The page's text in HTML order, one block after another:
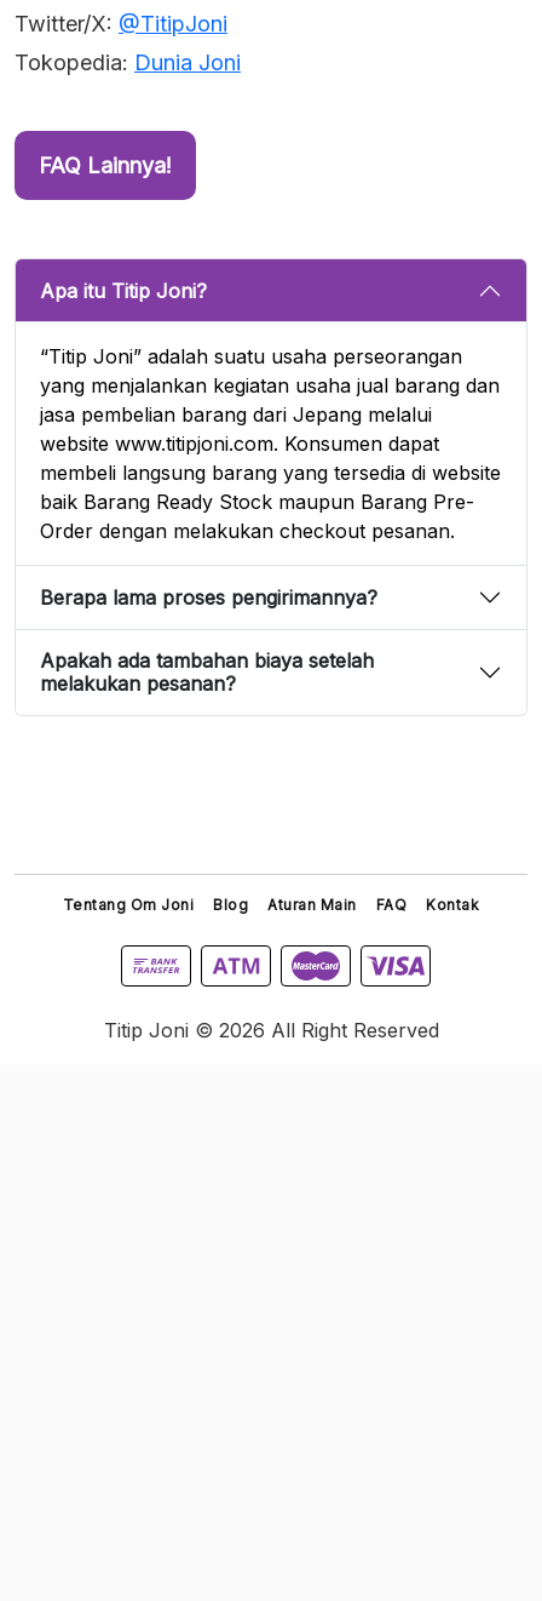
Twitter/X: @TitipJoni
Tokopedia: Dunia Joni
FAQ Lainnya!
Apa itu Titip Joni?
“Titip Joni” adalah suatu usaha perseorangan
yang menjalankan kegiatan usaha jual barang dan
jasa pembelian barang dari Jepang melalui
website www.titipjoni.com. Konsumen dapat
membeli langsung barang yang tersedia di website
baik Barang Ready Stock maupun Barang Pre-
Order dengan melakukan checkout pesanan.
Berapa lama proses pengirimannya?
Apakah ada tambahan biaya setelah
melakukan pesanan?
Tentang Om Joni Blog Aturan Main FAQ Kontak
Titip Joni © 2026 All Right Reserved